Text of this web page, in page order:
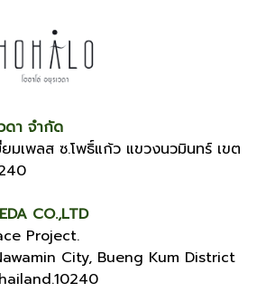
ดา จำกัด
มเพลส ซ.โพธิ์แก้ว แขวงนวมินทร์ เขต
CO.,LTD
Project.
City, Bueng Kum District